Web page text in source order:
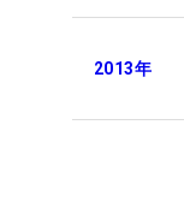
2013年